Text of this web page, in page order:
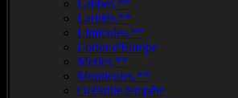
Labbes.**
Laridés.**
Limicoles.**
Loriot.d'Europe
Merles.**
Monticoles.**
Océanite.tempête